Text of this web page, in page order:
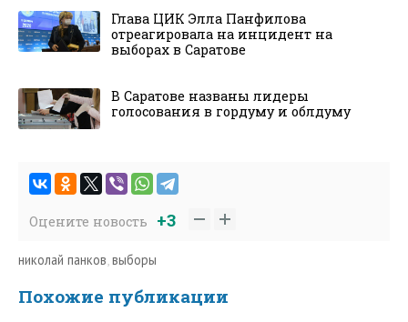
Глава ЦИК Элла Панфилова
отреагировала на инцидент на
выборах в Саратове
В Саратове названы лидеры
голосования в гордуму и облдуму
Оцените новость +3
николай панков выборы
Похожие публикации